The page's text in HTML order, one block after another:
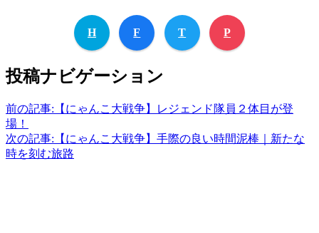
H F T P
投稿ナビゲーション
前の記事: 【にゃんこ大戦争】レジェンド隊員２体目が登
場！
次の記事: 【にゃんこ大戦争】手際の良い時間泥棒｜新たな
時を刻む旅路